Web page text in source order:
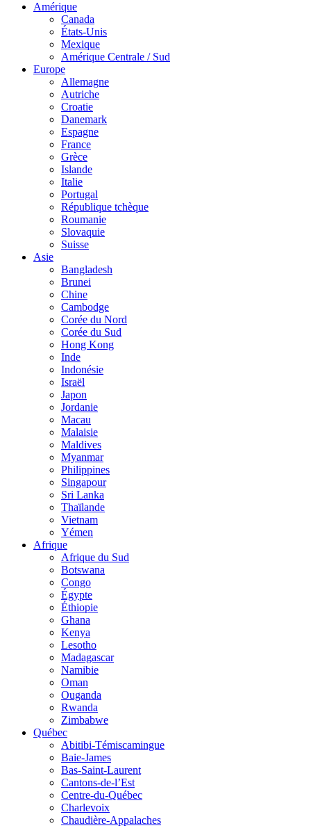
Amérique
Canada
États-Unis
Mexique
Amérique Centrale / Sud
Europe
Allemagne
Autriche
Croatie
Danemark
Espagne
France
Grèce
Islande
Italie
Portugal
République tchèque
Roumanie
Slovaquie
Suisse
Asie
Bangladesh
Brunei
Chine
Cambodge
Corée du Nord
Corée du Sud
Hong Kong
Inde
Indonésie
Israël
Japon
Jordanie
Macau
Malaisie
Maldives
Myanmar
Philippines
Singapour
Sri Lanka
Thaïlande
Vietnam
Yémen
Afrique
Afrique du Sud
Botswana
Congo
Égypte
Éthiopie
Ghana
Kenya
Lesotho
Madagascar
Namibie
Oman
Ouganda
Rwanda
Zimbabwe
Québec
Abitibi-Témiscamingue
Baie-James
Bas-Saint-Laurent
Cantons-de-l’Est
Centre-du-Québec
Charlevoix
Chaudière-Appalaches